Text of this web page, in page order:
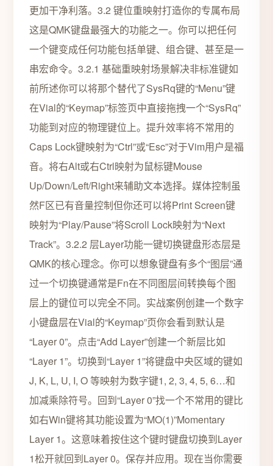
更加干净利落。3.2 键位重映射打造你的专属布局
这是QMK键盘最强大的功能之一。你可以把任何
一个键变成任何功能包括单键、组合键、甚至是一
串宏命令。3.2.1 基础重映射场景解决非标准键如
前所述你可以将那个替代了SysRq键的“Menu”键
在Vial的“Keymap”标签页中直接拖拽一个“SysRq”
功能到对应的物理键位上。提升效率将不常用的
Caps Lock键映射为“Ctrl”或“Esc”对于Vim用户是福
音。将右Alt或右Ctrl映射为鼠标键Mouse
Up/Down/Left/Right来辅助文本选择。媒体控制虽
然F区已有音量控制但你还可以将Print Screen键
映射为“Play/Pause”将Scroll Lock映射为“Next
Track”。3.2.2 层Layer功能一键切换键盘形态层是
QMK的核心理念。你可以想象键盘有多个“图层”通
过一个切换键通常是Fn在不同图层间转换每个图
层上的键位可以完全不同。实战案例创建一个数字
小键盘层在Vial的“Keymap”页你会看到默认是
“Layer 0”。点击“Add Layer”创建一个新层比如
“Layer 1”。切换到“Layer 1”将键盘中央区域的键如
J, K, L, U, I, O 等映射为数字键1, 2, 3, 4, 5, 6…和
加减乘除符号。回到“Layer 0”找一个不常用的键比
如右Win键将其功能设置为“MO(1)”Momentary
Layer 1。这意味着按住这个键时键盘切换到Layer
1松开就回到Layer 0。保存并应用。现在当你需要